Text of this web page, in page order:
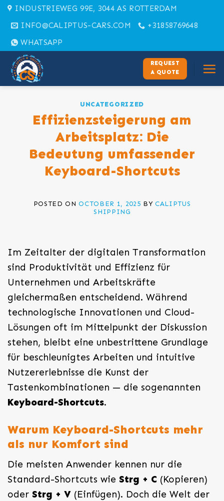
Skip
content
INDUSTRIEWEG 99E, 3044 AS ROTTERDAM
INFO@CALIPTUS-CARS.COM
+31858769648
WHATSAPP
REQUEST
A QUOTE
UNCATEGORIZED
Effizienzsteigerung am
Arbeitsplatz: Die
Bedeutung umfassender
Keyboard-Shortcuts
POSTED ONOCTOBER 1, 2025 BYCALIPTUS
SHIPPING
Im Zeitalter der digitalen Transformation
sind Produktivität und Effizienz für
Unternehmen und Arbeitskräfte
gleichermaßen entscheidend. Während
technologische Innovationen und Cloud-
Lösungen oft im Mittelpunkt der Diskussion
stehen, bleibt eine unbestrittene Grundlage
für beschleunigtes Arbeiten und intuitive
Nutzererlebnisse die Kunst der
Tastenkombinationen — die sogenannten
Keyboard-Shortcuts.
Warum Keyboard-Shortcuts mehr
als nur Komfort sind
Die meisten Anwender kennen nur die
Standard-Shortcuts wie Strg + C (Kopieren)
oder Strg + V (Einfügen). Doch die Welt der